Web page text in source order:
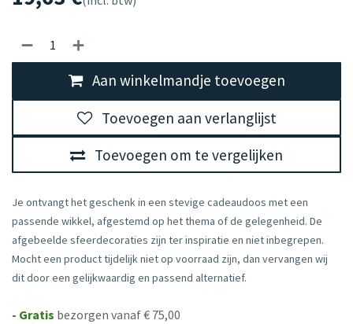
Aan winkelmandje toevoegen
Toevoegen om te vergelijken
Toevoegen aan verlanglijst
Je ontvangt het geschenk in een stevige cadeaudoos met een
passende wikkel, afgestemd op het thema of de gelegenheid. De
afgebeelde sfeerdecoraties zijn ter inspiratie en niet inbegrepen.
Mocht een product tijdelijk niet op voorraad zijn, dan vervangen wij
dit door een gelijkwaardig en passend alternatief.
- Gratis bezorgen vanaf € 75,00